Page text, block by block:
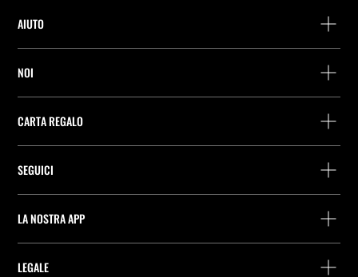
AIUTO
Rintraccia il tuo ordine
Ricerca dei punti di consegna
Preferenze per i cookie
NOI
Società
Company Profile
CARTA REGALO
Acquisto Carta Regalo
SEGUICI
LA NOSTRA APP
LEGALE